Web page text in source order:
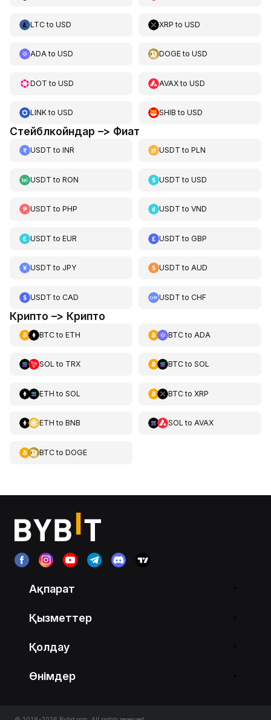
LTCto USD XRP toUSD
ADAto USD DOGEtoUSD
DOT to USD AVAXtoUSD
LINKto USD SHIB toUSD
Стейблкойндар –> Фиат
USDT to INR USDT toPLN
USDT to RON USDT toUSD
USDT to PHP USDT toVND
USDT to EUR USDT toGBP
USDT to JPY USDT toAUD
USDT to CAD USDT toCHF
Крипто –> Крипто
BTCto ETH BTCto ADA
SOL to TRX BTCto SOL
ETH to SOL BTCto XRP
ETH to BNB SOL to AVAX
BTCto DOGE
Ақпарат
Қызметтер
Қолдау
Өнімдер